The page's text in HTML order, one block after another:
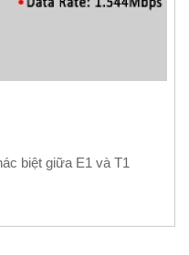
biệt giữa E1 và T1